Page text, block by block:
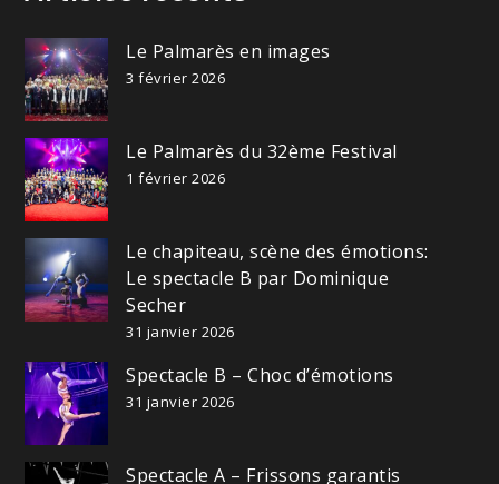
Le Palmarès en images
3 février 2026
Le Palmarès du 32ème Festival
1 février 2026
Le chapiteau, scène des émotions:
Le spectacle B par Dominique
Secher
31 janvier 2026
Spectacle B – Choc d’émotions
31 janvier 2026
Spectacle A – Frissons garantis